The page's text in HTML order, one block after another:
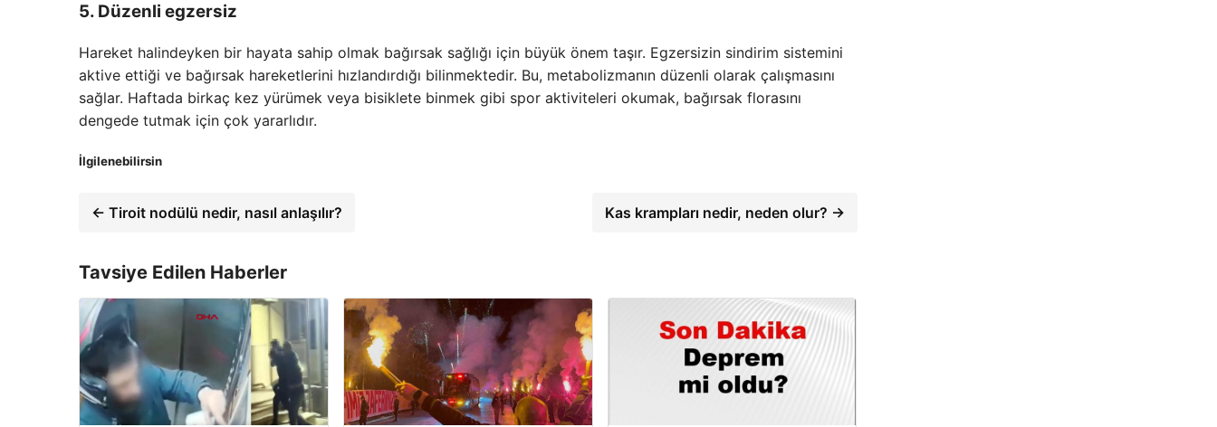
5. Düzenli egzersiz
Hareket halindeyken bir hayata sahip olmak bağırsak sağlığı için büyük önem taşır. Egzersizin sindirim sistemini
aktive ettiği ve bağırsak hareketlerini hızlandırdığı bilinmektedir. Bu, metabolizmanın düzenli olarak çalışmasını
sağlar. Haftada birkaç kez yürümek veya bisiklete binmek gibi spor aktiviteleri okumak, bağırsak florasını
dengede tutmak için çok yararlıdır.
İlgilenebilirsin
← Tiroit nodülü nedir, nasıl anlaşılır? Kas krampları nedir, neden olur? →
Tavsiye Edilen Haberler